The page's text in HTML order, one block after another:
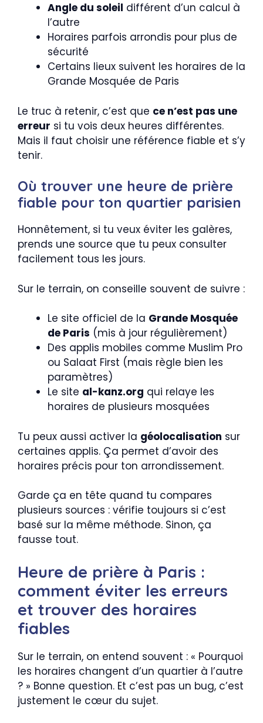
Angle du soleil différent d’un calcul à
l’autre
Horaires parfois arrondis pour plus de
sécurité
Certains lieux suivent les horaires de la
Grande Mosquée de Paris
Le truc à retenir, c’est que ce n’est pas une
erreur si tu vois deux heures différentes.
Mais il faut choisir une référence fiable et s’y
tenir.
Où trouver une heure de prière
fiable pour ton quartier parisien
Honnêtement, si tu veux éviter les galères,
prends une source que tu peux consulter
facilement tous les jours.
Sur le terrain, on conseille souvent de suivre :
Le site officiel de la Grande Mosquée
de Paris (mis à jour régulièrement)
Des applis mobiles comme Muslim Pro
ou Salaat First (mais règle bien les
paramètres)
Le site al-kanz.org qui relaye les
horaires de plusieurs mosquées
Tu peux aussi activer la géolocalisation sur
certaines applis. Ça permet d’avoir des
horaires précis pour ton arrondissement.
Garde ça en tête quand tu compares
plusieurs sources : vérifie toujours si c’est
basé sur la même méthode. Sinon, ça
fausse tout.
Heure de prière à Paris :
comment éviter les erreurs
et trouver des horaires
fiables
Sur le terrain, on entend souvent : « Pourquoi
les horaires changent d’un quartier à l’autre
? » Bonne question. Et c’est pas un bug, c’est
justement le cœur du sujet.